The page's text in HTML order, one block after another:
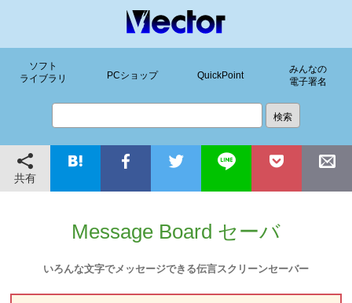
ソフト
ライブラリ
PCショップ QuickPoint
みんなの
電子署名
共有
Message Board セーバ
いろんな文字でメッセージできる伝言スクリーンセーバー